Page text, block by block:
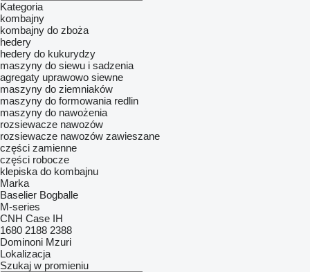
Kategoria
kombajny
kombajny do zboża
hedery
hedery do kukurydzy
maszyny do siewu i sadzenia
agregaty uprawowo siewne
maszyny do ziemniaków
maszyny do formowania redlin
maszyny do nawożenia
rozsiewacze nawozów
rozsiewacze nawozów zawieszane
części zamienne
części robocze
klepiska do kombajnu
Marka
Baselier Bogballe
M-series
CNH Case IH
1680 2188 2388
Dominoni Mzuri
Lokalizacja
Szukaj w promieniu